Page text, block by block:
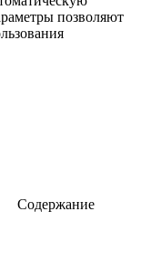
позволяют
Содержание